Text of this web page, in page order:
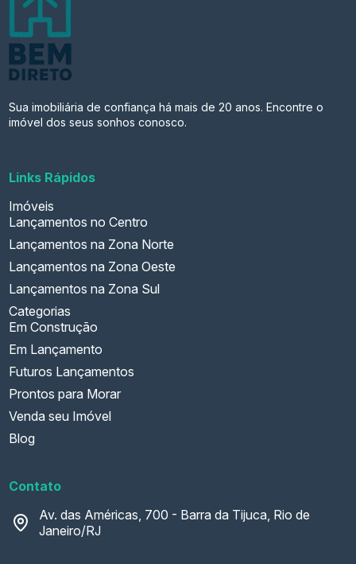
Sua imobiliária de confiança há mais de 20 anos. Encontre o
imóvel dos seus sonhos conosco.
Links Rápidos
Imóveis
Lançamentos no Centro
Lançamentos na Zona Norte
Lançamentos na Zona Oeste
Lançamentos na Zona Sul
Categorias
Em Construção
Em Lançamento
Futuros Lançamentos
Prontos para Morar
Venda seu Imóvel
Blog
Contato
Av. das Américas, 700 - Barra da Tijuca, Rio de
Janeiro/RJ